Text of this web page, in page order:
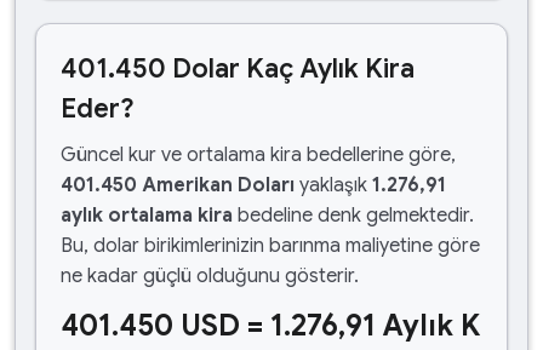
401.450 Dolar Kaç Aylık Kira
Eder?
Güncel kur ve ortalama kira bedellerine göre,
401.450 Amerikan Doları yaklaşık 1.276,91
aylık ortalama kira bedeline denk gelmektedir.
Bu, dolar birikimlerinizin barınma maliyetine göre
ne kadar güçlü olduğunu gösterir.
401.450 USD = 1.276,91 Aylık K